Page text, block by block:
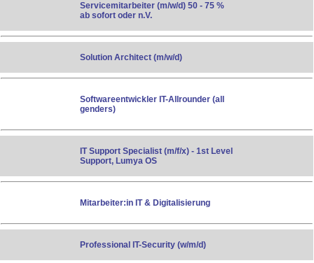
Servicemitarbeiter (m/w/d) 50 - 75 %
ab sofort oder n.V.
Solution Architect (m/w/d)
Softwareentwickler IT-Allrounder (all
genders)
IT Support Specialist (m/f/x) - 1st Level
Support, Lumya OS
Mitarbeiter:in IT & Digitalisierung
Professional IT-Security (w/m/d)